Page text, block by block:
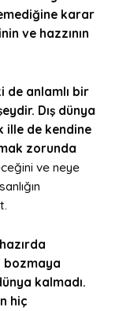
karar
ve hazzının
de anlamlı bir
Dış dünya
ille de kendine
zorunda
ve neye
bozmaya
kalmadı.
hiç